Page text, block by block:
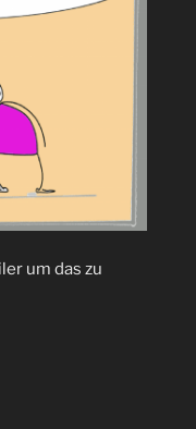
um das zu